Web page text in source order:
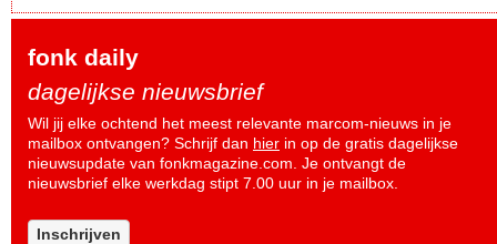
fonk daily
dagelijkse nieuwsbrief
Wil jij elke ochtend het meest relevante marcom-nieuws in je
mailbox ontvangen? Schrijf dan hier in op de gratis dagelijkse
nieuwsupdate van fonkmagazine.com. Je ontvangt de
nieuwsbrief elke werkdag stipt 7.00 uur in je mailbox.
Inschrijven